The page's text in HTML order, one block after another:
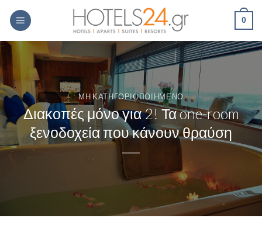
Skip
content
0
ΜΗ ΚΑΤΗΓΟΡΙΟΠΟΙΗΜΈΝΟ
Διακοπές μόνο για 2! Τα one-room
ξενοδοχεία που κάνουν θραύση